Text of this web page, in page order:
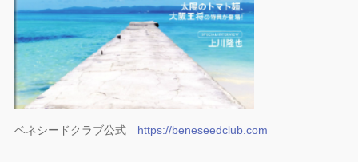
ベネシードクラブ公式 https://beneseedclub.com